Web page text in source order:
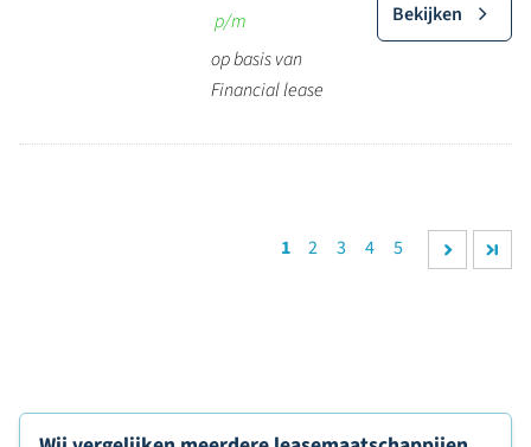
p/m
op basis van
Financial lease
Bekijken
1 2 3 4 5